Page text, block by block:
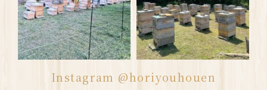
Instagram @horiyouhouen